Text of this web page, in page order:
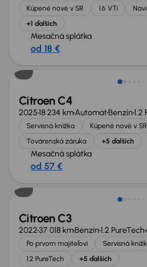
Kúpené nové v SR 1.6 VTi Navi
+1 ďalších
Mesačná splátka
od 18 €
Ušetríte 7 000 €
Citroen C4
202518 234 kmAutomatBenzín1.2
Servisná knižka Kúpené nové v SR
Továrenská záruka
+5 ďalších
Mesačná splátka
od 57 €
Zlacnené o 1 000 €
Citroen C3
202237 018 kmBenzín1.2 PureTech
Po prvom majiteľovi Servisná
1.2 PureTech
+5 ďalších